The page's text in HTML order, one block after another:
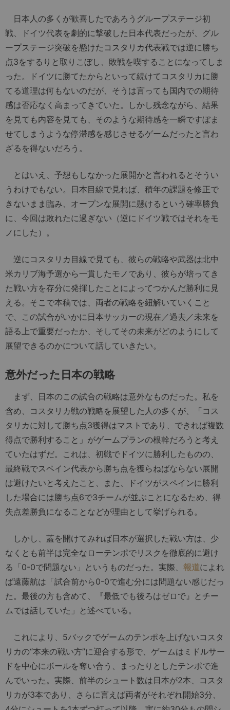
日本人の多くが歓喜したであろうグループステージ初
戦、ドイツ代表を劇的に撃破した日本代表だったが、グル
ープステージ突破を懸けたコスタリカ代表戦では逆に勝ち
点3をするりと取りこぼし、敗戦を喫することになってしま
った。ドイツに勝てたからといって続けてコスタリカに勝
てる道理は何もないのだが、そうは言っても国内での期待
感は否応なく高まってきていた。しかし残念ながら、結果
を見ても内容を見ても、そのような期待感を一瞬ですぼま
せてしまうような停滞感を感じさせるゲームだったと言わ
ざるを得ないだろう。
とはいえ、予想もしなかった展開かと言われるとそうい
うわけでもない。日本目線で見れば、積年の課題を修正で
きないまま臨み、オープンな展開に懸けるという確率勝負
に、今回は敗れたに過ぎない（逆にドイツ戦ではそれをモ
ノにした）。
逆にコスタリカ目線で見ても、彼らの戦略や武器は北中
米カリブ海予選から一貫したモノであり、彼らが培ってき
た戦い方を存分に発揮したことによってつかんだ勝利に見
える。そこで本稿では、両者の戦略を紐解いていくこと
で、この試合がいかに日本サッカーの現在／過去／未来を
語る上で重要だったか、そしてその未来がどのようにして
展望できるのかについて話していきたい。
意外だった日本の戦略
まず、日本のこの試合の戦略は意外なものだった。私を
含め、コスタリカ戦の戦略を展望した人の多くが、「コス
タリカに対して勝ち点3獲得はマストであり、できれば複数
得点で勝利すること」がゲームプランの根幹だろうと考え
ていたはずだ。これは、初戦でドイツに勝利したものの、
最終戦でスペイン代表から勝ち点を獲らねばならない展開
は避けたいと考えたこと、また、ドイツがスペインに勝利
した場合には勝ち点6で3チームが並ぶことになるため、得
失点差勝負になることなどが理由として挙げられる。
しかし、蓋を開けてみれば日本が選択した戦い方は、少
なくとも前半は完全なローテンポでリスクを徹底的に避け
る「0-0で問題ない」というものだった。実際、 報道によれ
ば遠藤航は「試合前から0-0で進む分には問題ない感じだっ
た。最後の方も含めて、『最低でも後ろはゼロで』とチー
ムでは話していた」と述べている。
これにより、5バックでゲームのテンポを上げないコスタ
リカの“本来の戦い方”に迎合する形で、ゲームはミドルサー
ドを中心にボールを奪い合う、まったりとしたテンポで進
んでいった。実際、前半のシュート数は日本が2本、コスタ
リカが3本であり、さらに言えば両者がそれぞれ開始3分、